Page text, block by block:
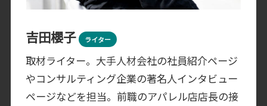
吉田櫻子 ライター
取材ライター。大手人材会社の社員紹介ページ
やコンサルティング企業の著名人インタビュー
ページなどを担当。前職のアパレル店店長の接